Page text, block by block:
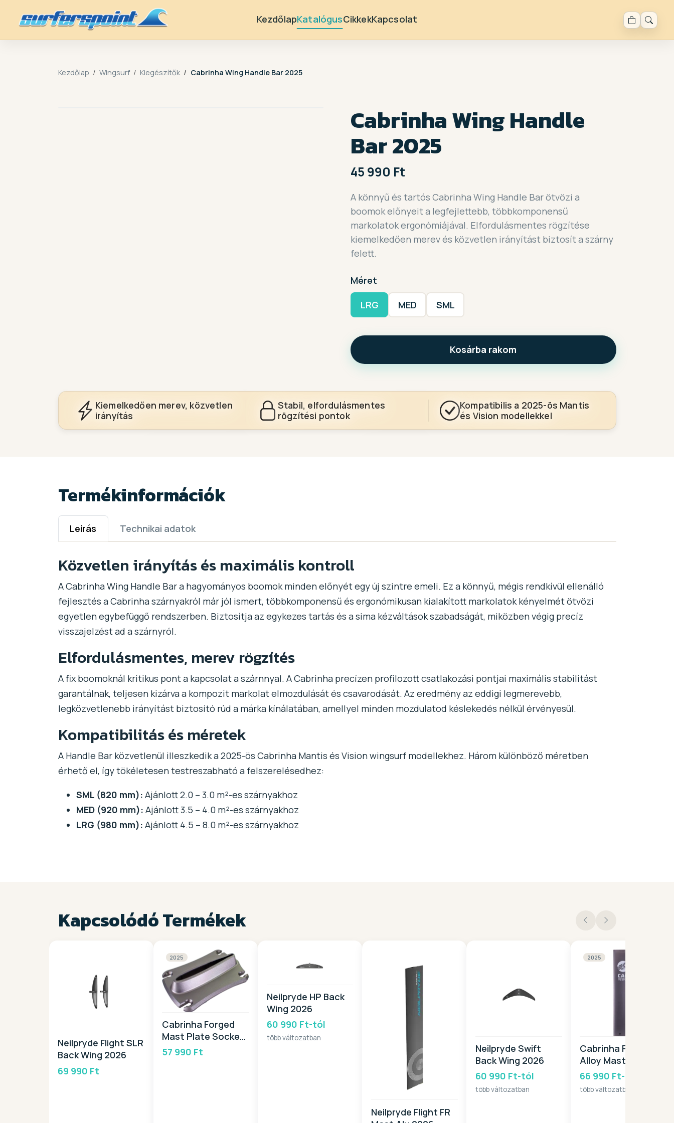
KezdőlapKatalógusCikkekKapcsolat
Kezdőlap Wingsurf Kiegészítők Cabrinha Wing Handle Bar 2025
Cabrinha Wing Handle
Bar 2025
45 990 Ft
A könnyű és tartós Cabrinha Wing Handle Bar ötvözi a
boomok előnyeit a legfejlettebb, többkomponensű
markolatok ergonómiájával. Elfordulásmentes rögzítése
kiemelkedően merev és közvetlen irányítást biztosít a szárny
felett.
Méret
LRG MED SML
Kosárba rakom
Kiemelkedően merev, közvetlen
irányítás
Stabil, elfordulásmentes
rögzítési pontok
Kompatibilis a 2025-ös Mantis
és Vision modellekkel
Termékinformációk
Leírás Technikai adatok
Közvetlen irányítás és maximális kontroll
A Cabrinha Wing Handle Bar a hagyományos boomok minden előnyét egy új szintre emeli. Ez a könnyű, mégis rendkívül ellenálló
fejlesztés a Cabrinha szárnyakról már jól ismert, többkomponensű és ergonómikusan kialakított markolatok kényelmét ötvözi
egyetlen egybefüggő rendszerben. Biztosítja az egykezes tartás és a sima kézváltások szabadságát, miközben végig precíz
visszajelzést ad a szárnyról.
Elfordulásmentes, merev rögzítés
A fix boomoknál kritikus pont a kapcsolat a szárnnyal. A Cabrinha precízen profilozott csatlakozási pontjai maximális stabilitást
garantálnak, teljesen kizárva a kompozit markolat elmozdulását és csavarodását. Az eredmény az eddigi legmerevebb,
legközvetlenebb irányítást biztosító rúd a márka kínálatában, amellyel minden mozdulatod késlekedés nélkül érvényesül.
Kompatibilitás és méretek
A Handle Bar közvetlenül illeszkedik a 2025-ös Cabrinha Mantis és Vision wingsurf modellekhez. Három különböző méretben
érhető el, így tökéletesen testreszabható a felszerelésedhez:
SML (820 mm): Ajánlott 2.0 – 3.0 m²-es szárnyakhoz
MED (920 mm): Ajánlott 3.5 – 4.0 m²-es szárnyakhoz
LRG (980 mm): Ajánlott 4.5 – 8.0 m²-es szárnyakhoz
Kapcsolódó Termékek
Neilpryde Flight SLR
Back Wing 2026
69 990 Ft
2025
Cabrinha Forged
Mast Plate Socket
2025
57 990 Ft
Neilpryde HP Back
Wing 2026
60 990 Ft-tól
több változatban
Neilpryde Flight FR
Neilpryde Swift
Back Wing 2026
60 990 Ft-tól
több változatban
2025
Cabrinha Fusion
Alloy Mast MKII
2025
66 990 Ft-tól
több változatban